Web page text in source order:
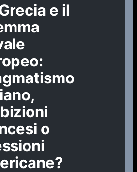
e il
o